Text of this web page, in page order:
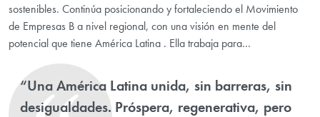
sostenibles. Continúa posicionando y fortaleciendo el Movimiento
de Empresas B a nivel regional, con una visión en mente del
potencial que tiene América Latina . Ella trabaja para…
“Una América Latina unida, sin barreras, sin
desigualdades. Próspera, regenerativa, pero